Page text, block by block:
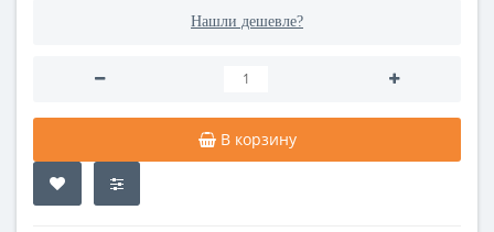
Нашли дешевле?
В корзину